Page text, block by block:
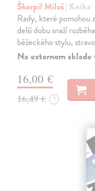
Škorpil Miloš| Kniha
Rady, které pomohou
delší dobu snaží
běžeckého stylu,
Na externom
16,00 €
16,49 € ?